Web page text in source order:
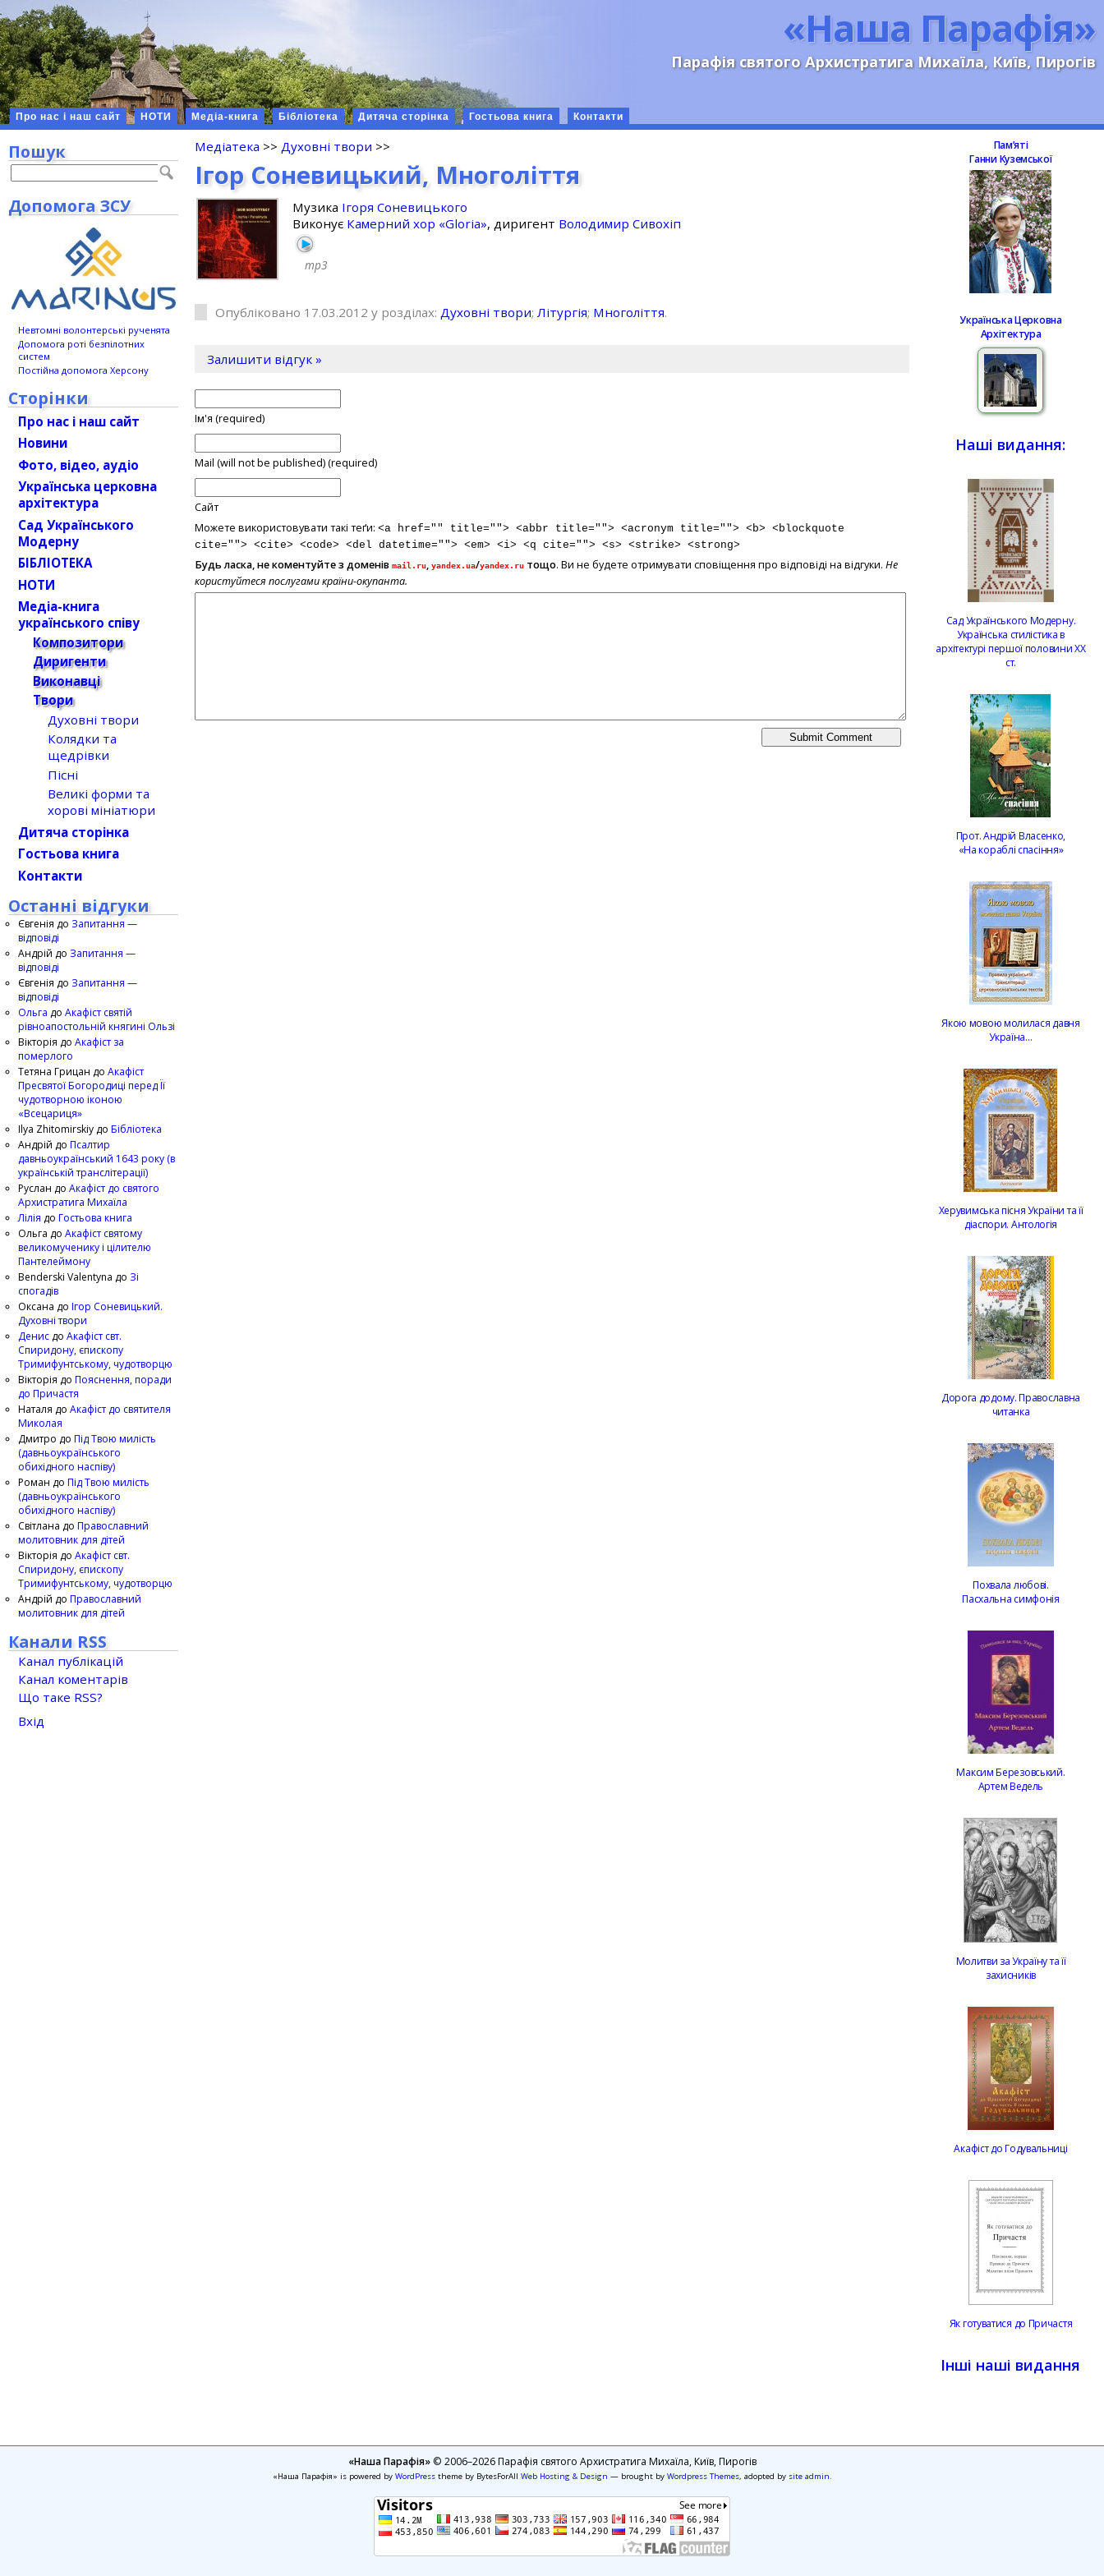
«Наша Парафія»
Парафія святого Архистратига Михаїла, Київ, Пирогів
Про нас і наш сайт НОТИ Медіа-книга Бібліотека Дитяча сторінка Гостьова книга Контакти
Медіатека >>Духовні твори >>
Ігор Соневицький, Многоліття
Музика Ігоря Соневицького
Виконує Камерний хор «Gloria», диригент Володимир Сивохіп
mp3
Опубліковано 17.03.2012 у розділах: Духовні твори; Літургія; Многоліття.
Залишити відгук »
Ім'я (required)
Mail (will not be published) (required)
Сайт
Можете використовувати такі теґи:<a href="" title=""> <abbr title=""> <acronym title=""> <b> <blockquote
cite=""> <cite> <code> <del datetime=""> <em> <i> <q cite=""> <s> <strike> <strong>
Будь ласка, не коментуйте з доменівmail.ru,yandex.ua/yandex.ru тощо. Ви не будете отримувати сповіщення про відповіді на відгуки.Не
користуйтеся послугами країни-окупанта.
Пошук
Допомога ЗСУ
Невтомні волонтерські рученята
Допомога роті безпілотних
систем
Постійна допомога Херсону
Сторінки
Про нас і наш сайт
Новини
Фото, відео, аудіо
Українська церковна
архітектура
Сад Українського
Модерну
БІБЛІОТЕКА
НОТИ
Медіа-книга
українського співу
Композитори
Диригенти
Виконавці
Твори
Духовні твори
Колядки та
щедрівки
Пісні
Великі форми та
хорові мініатюри
Дитяча сторінка
Гостьова книга
Контакти
Останні відгуки
Євгенія до Запитання —
відповіді
Андрій до Запитання —
відповіді
Євгенія до Запитання —
відповіді
Ольга до Акафіст святій
рівноапостольній княгині Ользі
Вікторія до Акафіст за
померлого
Тетяна Грицан до Акафіст
Пресвятої Богородиці перед Її
чудотворною іконою
«Всецариця»
Ilya Zhitomirskiy до Бібліотека
Андрій до Псалтир
давньоукраїнський 1643 року (в
українській транслітерації)
Руслан до Акафіст до святого
Архистратига Михаїла
Лілія до Гостьова книга
Ольга до Акафіст святому
великомученику і цілителю
Пантелеймону
Benderski Valentyna до Зі
спогадів
Оксана до Ігор Соневицький.
Духовні твори
Денис до Акафіст свт.
Спиридону, єпископу
Тримифунтському, чудотворцю
Вікторія до Пояснення, поради
до Причастя
Наталя до Акафіст до святителя
Миколая
Дмитро до Під Твою милість
(давньоукраїнського
обихідного наспіву)
Роман до Під Твою милість
(давньоукраїнського
обихідного наспіву)
Світлана до Православний
молитовник для дітей
Вікторія до Акафіст свт.
Спиридону, єпископу
Тримифунтському, чудотворцю
Андрій до Православний
молитовник для дітей
Канали RSS
Канал публікацій
Канал коментарів
Що таке RSS?
Вхід
Памʼяті
Ганни Куземської
Українська Церковна
Архітектура
Наші видання:
Сад Українського Модерну.
Українська стилістика в
архітектурі першої половини ХХ
ст.
Прот. Андрій Власенко,
«На кораблі спасіння»
Якою мовою молилася давня
Україна…
Херувимська пісня України та її
діаспори. Антологія
Дорога додому. Православна
читанка
Похвала любові.
Пасхальна симфонія
Максим Березовський.
Артем Ведель
Молитви за Україну та її
захисників
Акафіст до Годувальниці
Як готуватися до Причастя
Інші наші видання
«Наша Парафія»© 2006–2026 Парафія святого Архистратига Михаїла, Київ, Пирогів
«Наша Парафія» is powered by WordPresstheme by BytesForAll Web Hosting & Design — brought by Wordpress Themes, adopted by site admin.